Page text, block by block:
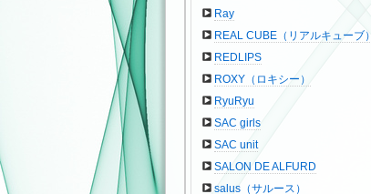
Ray
REAL CUBE（リアルキューブ）
REDLIPS
ROXY（ロキシー）
RyuRyu
SAC girls
SAC unit
SALON DE ALFURD
salus（サルース）